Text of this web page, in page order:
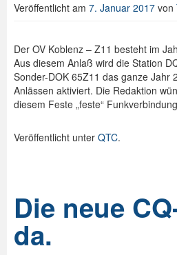
Downloads
Spenden
Login
Veröffentlicht am 7. Januar 2017 von
Der OV Koblenz – Z11 besteht im
Aus diesem Anlaß wird die Station
Sonder-DOK 65Z11 das ganze Jahr
Anlässen aktiviert. Die Redaktion
diesem Feste „feste“
Veröffentlicht unter QTC.
Die neue
da.